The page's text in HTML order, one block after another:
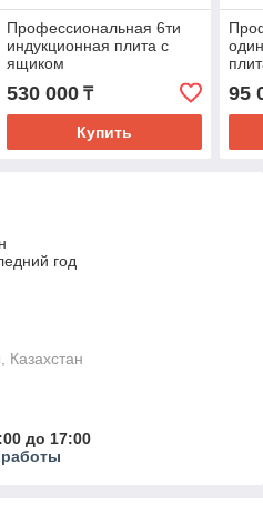
Профессиональная 6ти
индукционная плита с
ящиком
530 000₸
Купить
95
год
до 17:00
работы